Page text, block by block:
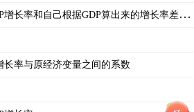
长率和自己根据GDP算出来的增长率差别
长率与原经济变量之间的系数